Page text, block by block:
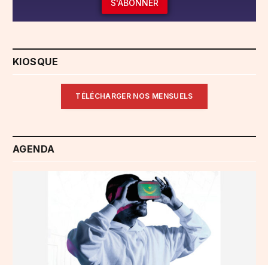
S'ABONNER
KIOSQUE
TÉLÉCHARGER NOS MENSUELS
AGENDA